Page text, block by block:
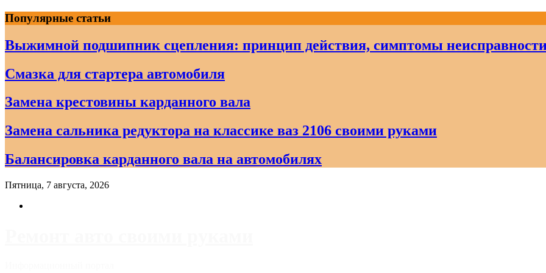
Skip
to
content
Популярные статьи
Выжимной подшипник сцепления: принцип действия, симптомы
Смазка для стартера автомобиля
Замена крестовины карданного вала
Замена сальника редуктора на классике ваз 2106 своими руками
Балансировка карданного вала на автомобилях
Пятница, 7 августа, 2026